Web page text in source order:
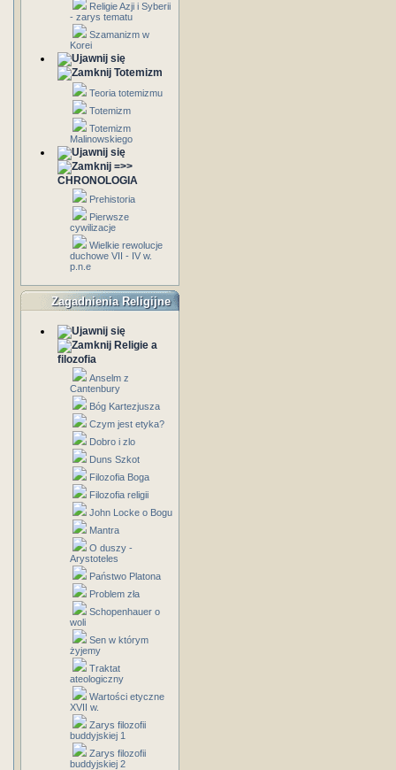
Religie Azji i Syberii
- zarys tematu
Szamanizm w
Korei
Totemizm
Teoria totemizmu
Totemizm
Totemizm
Malinowskiego
=>>
CHRONOLOGIA
Prehistoria
Pierwsze
cywilizacje
Wielkie rewolucje
duchowe VII - IV w.
p.n.e
Zagadnienia Religijne
Religie a
filozofia
Anselm z
Cantenbury
Bóg Kartezjusza
Czym jest etyka?
Dobro i zlo
Duns Szkot
Filozofia Boga
Filozofia religii
John Locke o Bogu
Mantra
O duszy -
Arystoteles
Państwo Platona
Problem zła
Schopenhauer o
woli
Sen w którym
żyjemy
Traktat
ateologiczny
Wartości etyczne
XVII w.
Zarys filozofii
buddyjskiej 1
Zarys filozofii
buddyjskiej 2